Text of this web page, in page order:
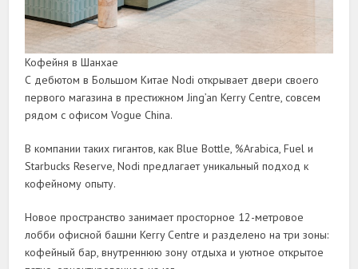
Кофейня в Шанхае
С дебютом в Большом Китае Nodi открывает двери своего
первого магазина в престижном Jing’an Kerry Centre, совсем
рядом с офисом Vogue China.
В компании таких гигантов, как Blue Bottle, %Arabica, Fuel и
Starbucks Reserve, Nodi предлагает уникальный подход к
кофейному опыту.
Новое пространство занимает просторное 12-метровое
лобби офисной башни Kerry Centre и разделено на три зоны:
кофейный бар, внутреннюю зону отдыха и уютное открытое